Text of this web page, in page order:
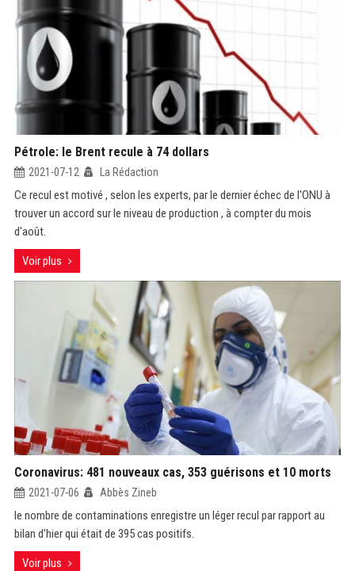
Pétrole: le Brent recule à 74 dollars
2021-07-12 La Rédaction
Ce recul est motivé , selon les experts, par le dernier échec de l'ONU à
trouver un accord sur le niveau de production , à compter du mois
d'août.
Voir plus
Coronavirus: 481 nouveaux cas, 353 guérisons et 10 morts
2021-07-06 Abbès Zineb
le nombre de contaminations enregistre un léger recul par rapport au
bilan d'hier qui était de 395 cas positifs.
Voir plus